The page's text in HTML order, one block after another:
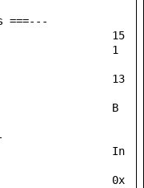
===---
15
1
13
B
In
0x